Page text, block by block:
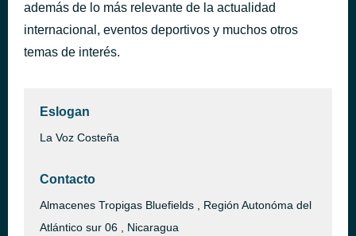
además de lo más relevante de la actualidad
internacional, eventos deportivos y muchos otros
temas de interés.
Eslogan
La Voz Costeña
Contacto
Almacenes Tropigas Bluefields , Región Autonóma del
Atlántico sur 06 , Nicaragua